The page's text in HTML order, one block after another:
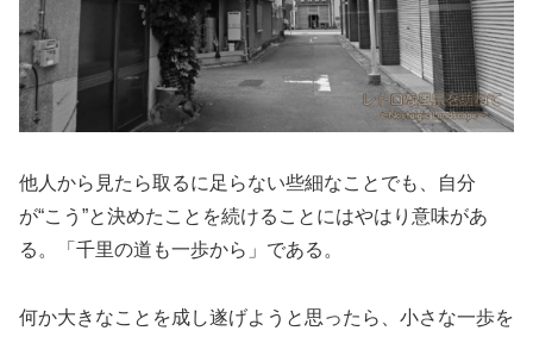
他人から見たら取るに足らない些細なことでも、自分
が“こう”と決めたことを続けることにはやはり意味があ
る。「千里の道も一歩から」である。
何か大きなことを成し遂げようと思ったら、小さな一歩を